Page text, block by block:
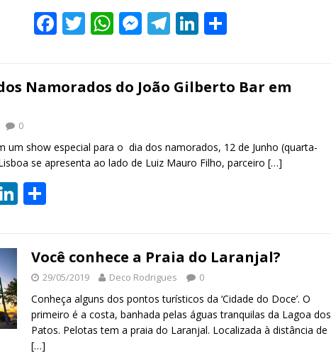
F
ac
b
k
T
w
er
W
h
s
p
M
e
e
g
er
T
el
gr
Li
n
e
n
e
Namorados do João Gilberto Bar em
0
um show especial para o dia dos namorados, 12 de Junho (quarta-
se apresenta ao lado de Luiz Mauro Filho, parceiro […]
Li
n
dI
n
e
Você conhece a Praia do Laranjal?
29/05/2019 Deco Rodrigues 0
Conheça alguns dos pontos turísticos da ‘Cidade do Doce’. O
primeiro é a costa, banhada pelas águas tranquilas da Lagoa dos
Patos. Pelotas tem a praia do Laranjal. Localizada à distância de
[…]